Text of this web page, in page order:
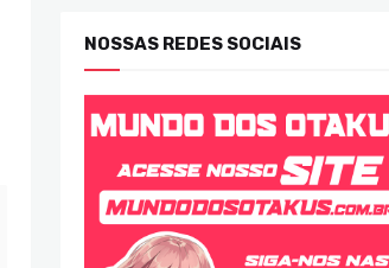
NOSSAS REDES SOCIAIS